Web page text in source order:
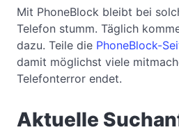
Mit PhoneBlock bleibt bei
Telefon stumm. Täglich
dazu. Teile die PhoneBlock-
damit möglichst viele
Telefonterror endet.
Aktuelle